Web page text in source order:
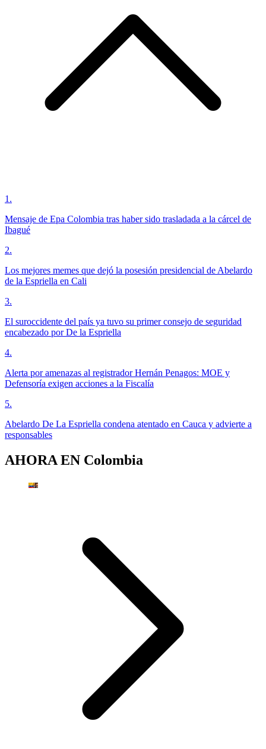
1 .
Mensaje de Epa Colombia tras haber sido trasladada a la cárcel de
Ibagué
2.
Los mejores memes que dejó la posesión presidencial de Abelardo
de la Espriella en Cali
3.
El suroccidente del país ya tuvo su primer consejo de seguridad
encabezado por De la Espriella
4.
Alerta por amenazas al registrador Hernán Penagos: MOE y
Defensoría exigen acciones a la Fiscalía
5.
Abelardo De La Espriella condena atentado en Cauca y advierte a
responsables
AHORA EN Colombia